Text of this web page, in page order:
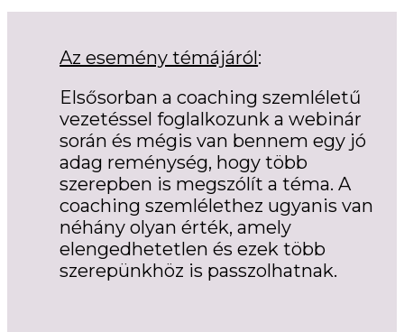
Az esemény témájáról:
Elsősorban a coaching szemléletű
vezetéssel foglalkozunk a webinár
során és mégis van bennem egy jó
adag reménység, hogy több
szerepben is megszólít a téma. A
coaching szemlélethez ugyanis van
néhány olyan érték, amely
elengedhetetlen és ezek több
szerepünkhöz is passzolhatnak.